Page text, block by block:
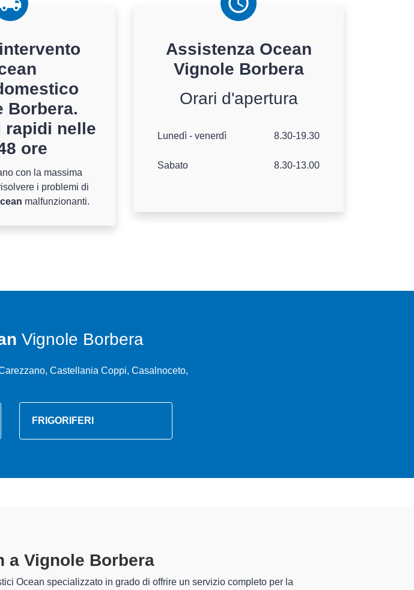
Borbera.
rapidi nelle
ore
con la massima
i problemi di
malfunzionanti.
Assistenza Ocean
Vignole Borbera
Orari d'apertura
Lunedì - venerdì 8.30-19.30
Sabato 8.30-13.00
Vignole Borbera
Castellania Coppi, Casalnoceto,
FRIGORIFERI
A Vignole Borbera